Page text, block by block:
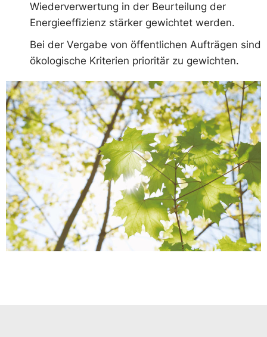
Wiederverwertung in der Beurteilung der
Energieeffizienz stärker gewichtet werden.
Bei der Vergabe von öffentlichen Aufträgen sind
ökologische Kriterien prioritär zu gewichten.